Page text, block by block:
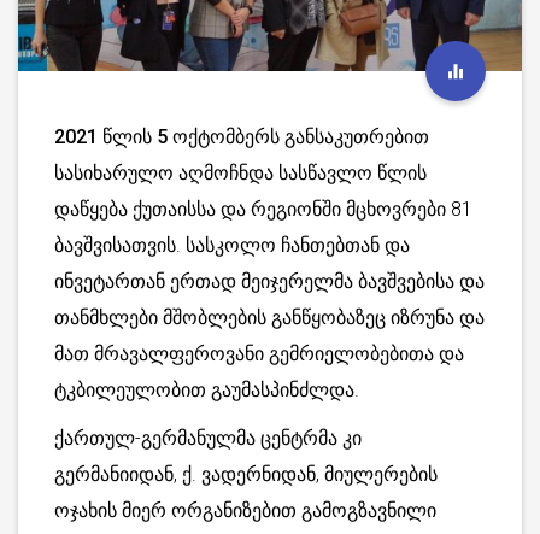
2021 წლის 5 ოქტომბერს განსაკუთრებით
სასიხარულო აღმოჩნდა სასწავლო წლის
დაწყება ქუთაისსა და რეგიონში მცხოვრები 81
ბავშვისათვის. სასკოლო ჩანთებთან და
ინვეტართან ერთად მეიჯერელმა ბავშვებისა და
თანმხლები მშობლების განწყობაზეც იზრუნა და
მათ მრავალფეროვანი გემრიელობებითა და
ტკბილეულობით გაუმასპინძლდა.
ქართულ-გერმანულმა ცენტრმა კი
გერმანიიდან, ქ. ვადერნიდან, მიულერების
ოჯახის მიერ ორგანიზებით გამოგზავნილი